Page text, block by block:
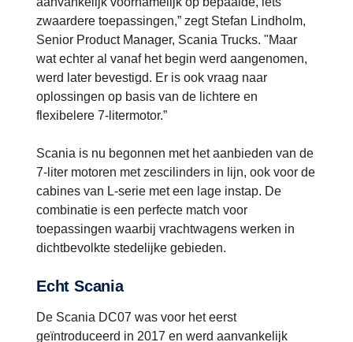
zwaardere toepassingen,” zegt Stefan Lindholm,
Senior Product Manager, Scania Trucks. "Maar
wat echter al vanaf het begin werd aangenomen,
werd later bevestigd. Er is ook vraag naar
oplossingen op basis van de lichtere en
flexibelere 7-litermotor.”
Scania is nu begonnen met het aanbieden van de
7-liter motoren met zescilinders in lijn, ook voor de
cabines van L-serie met een lage instap. De
combinatie is een perfecte match voor
toepassingen waarbij vrachtwagens werken in
dichtbevolkte stedelijke gebieden.
Echt Scania
De Scania DC07 was voor het eerst
geïntroduceerd in 2017 en werd aanvankelijk